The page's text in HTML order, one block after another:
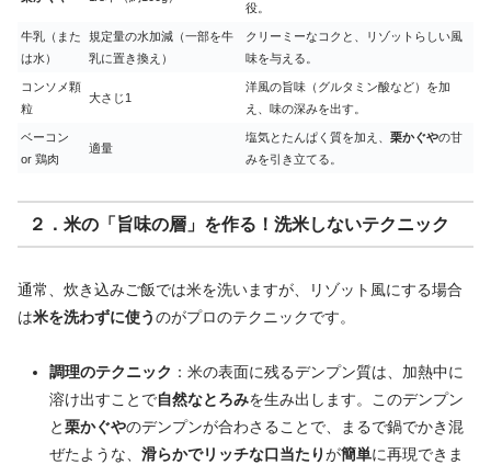
役。
牛乳（また
は水）
規定量の水加減（一部を牛
乳に置き換え）
クリーミーなコクと、リゾットらしい風
味を与える。
コンソメ顆
粒
大さじ1
洋風の旨味（グルタミン酸など）を加
え、味の深みを出す。
ベーコン
or 鶏肉
適量
塩気とたんぱく質を加え、 栗かぐやの甘
みを引き立てる。
２．米の「旨味の層」を作る！洗米しないテクニック
通常、炊き込みご飯では米を洗いますが、リゾット風にする場合
は米を洗わずに使うのがプロのテクニックです。
調理のテクニック ：米の表面に残るデンプン質は、加熱中に
溶け出すことで自然なとろみを生み出します。このデンプン
と栗かぐやのデンプンが合わさることで、まるで鍋でかき混
ぜたような、 滑らかでリッチな口当たりが簡単に再現できま